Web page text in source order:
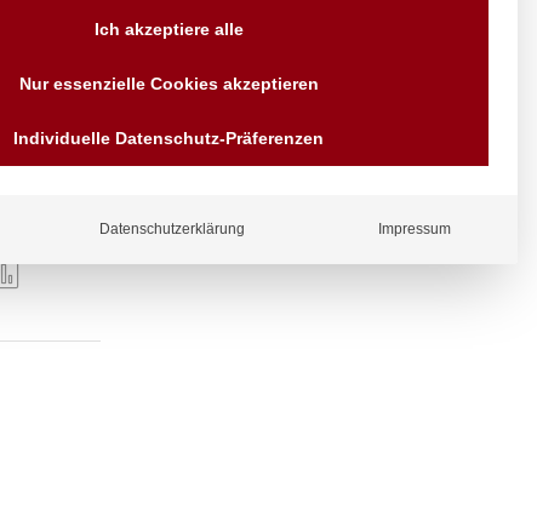
Anfragen
Wir sind seit über 40 Jahren
für Sie da
Vorrauskasse Paypal,
Kreditkarte, Direkt
Ich akzeptiere alle
Nur essenzielle Cookies akzeptieren
Individuelle Datenschutz-Präferenzen
Datenschutzerklärung Impressum